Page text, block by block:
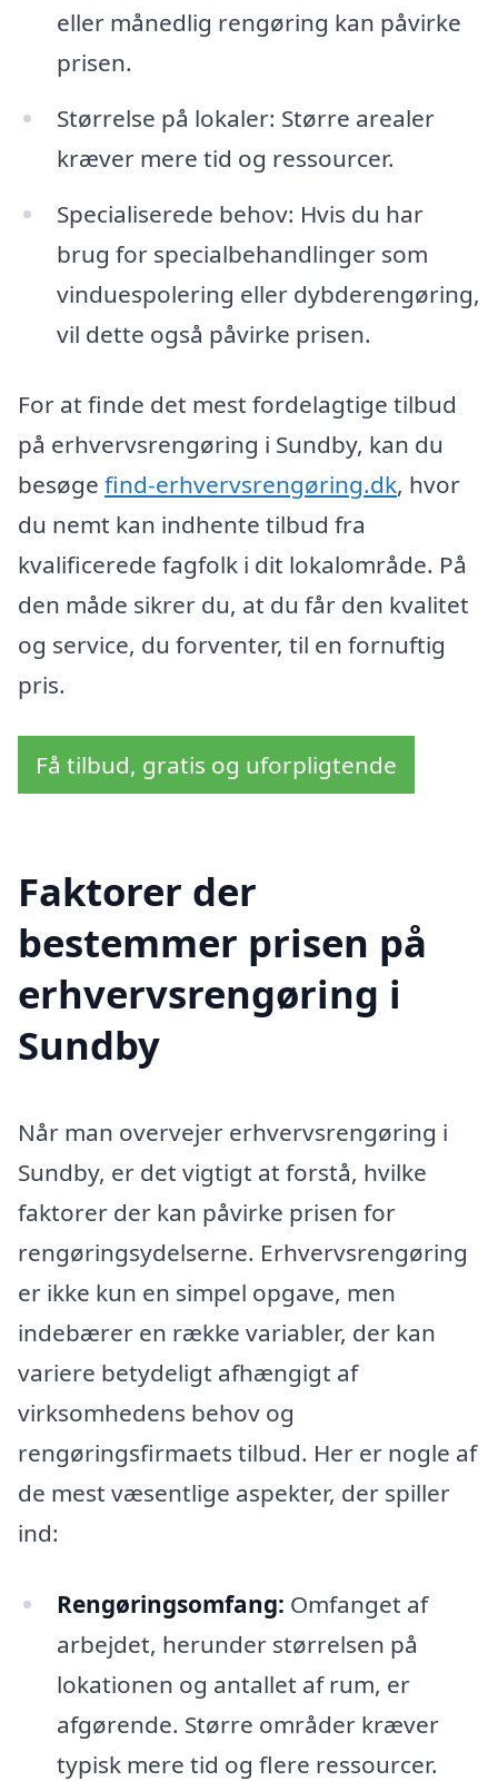
eller månedlig rengøring kan påvirke
prisen.
Størrelse på lokaler: Større arealer
kræver mere tid og ressourcer.
Specialiserede behov: Hvis du har
brug for specialbehandlinger som
vinduespolering eller dybderengøring,
vil dette også påvirke prisen.
For at finde det mest fordelagtige tilbud
på erhvervsrengøring i Sundby, kan du
besøge find-erhvervsrengøring.dk, hvor
du nemt kan indhente tilbud fra
kvalificerede fagfolk i dit lokalområde. På
den måde sikrer du, at du får den kvalitet
og service, du forventer, til en fornuftig
pris.
Få tilbud, gratis og uforpligtende
Faktorer der
bestemmer prisen på
erhvervsrengøring i
Sundby
Når man overvejer erhvervsrengøring i
Sundby, er det vigtigt at forstå, hvilke
faktorer der kan påvirke prisen for
rengøringsydelserne. Erhvervsrengøring
er ikke kun en simpel opgave, men
indebærer en række variabler, der kan
variere betydeligt afhængigt af
virksomhedens behov og
rengøringsfirmaets tilbud. Her er nogle af
de mest væsentlige aspekter, der spiller
ind:
Rengøringsomfang: Omfanget af
arbejdet, herunder størrelsen på
lokationen og antallet af rum, er
afgørende. Større områder kræver
typisk mere tid og flere ressourcer.